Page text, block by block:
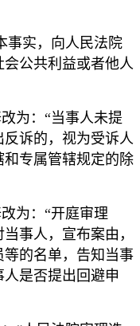
事实，向人民法院
公共利益或者他人
为：“当事人未提
诉的，视为受诉人
和专属管辖规定的除
为：“开庭审理
事人，宣布案由，
的名单，告知当事
是否提出回避申